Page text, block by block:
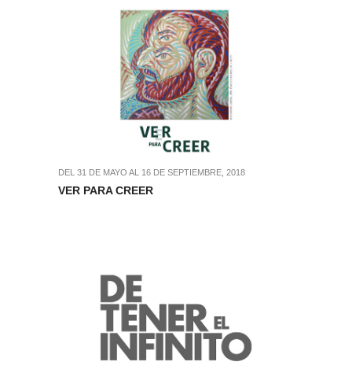
DEL 31 DE MAYO AL 16 DE SEPTIEMBRE, 2018
VER PARA CREER